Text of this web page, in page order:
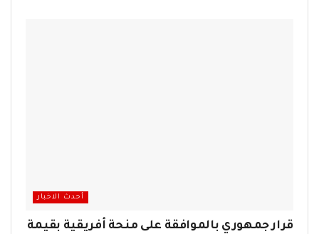
أحدث الاخبار
قرار جمهوري بالموافقة على منحة أفريقية بقيمة